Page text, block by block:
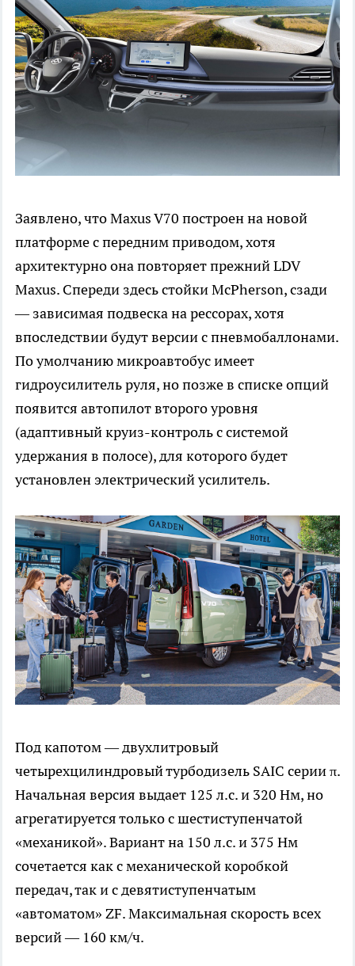
Заявлено, что Maxus V70 построен на новой
платформе с передним приводом, хотя
архитектурно она повторяет прежний LDV
Maxus. Спереди здесь стойки McPherson, сзади
— зависимая подвеска на рессорах, хотя
впоследствии будут версии с пневмобаллонами.
По умолчанию микроавтобус имеет
гидроусилитель руля, но позже в списке опций
появится автопилот второго уровня
(адаптивный круиз-контроль с системой
удержания в полосе), для которого будет
установлен электрический усилитель.
Под капотом — двухлитровый
четырехцилиндровый турбодизель SAIC серии π.
Начальная версия выдает 125 л.с. и 320 Нм, но
агрегатируется только с шестиступенчатой
«механикой». Вариант на 150 л.с. и 375 Нм
сочетается как с механической коробкой
передач, так и с девятиступенчатым
«автоматом» ZF. Максимальная скорость всех
версий — 160 км/ч.